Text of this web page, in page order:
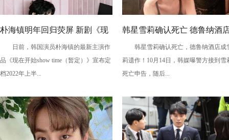
朴海镇明年回归荧屏 新剧《现
在开始show time》定档2022上
半年
日前，韩国演员朴海镇的最新主演作
品《现在开始show time（暂定）》宣布定
档2022年上半...
韩星雪莉确认死亡 德鲁纳酒
成雪莉遗作
韩星雪莉确认死亡，德鲁纳酒店成
莉遗作！10月14日，韩媒曝警方接到雪
死亡申告，随后...